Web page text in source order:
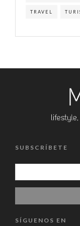
TRAVEL
SUBSCRÍBETE
SÍGUENOS EN